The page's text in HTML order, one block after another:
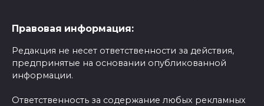
Правовая информация:
Редакция не несет ответственности за действия,
предпринятые на основании опубликованной
информации.
Ответственность за содержание любых рекламных